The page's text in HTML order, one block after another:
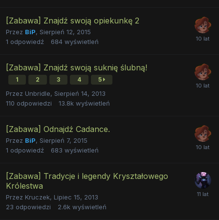
[Zabawa] Znajdź swoją opiekunkę 2
Przez BiP, Sierpień 12, 2015
1 odpowiedź 684 wyświetleń
[Zabawa] Znajdź swoją suknię ślubną!
1 2 3 4 5
Przez Unbridle, Sierpień 14, 2013
110 odpowiedzi 13.8k wyświetleń
[Zabawa] Odnajdź Cadance.
Przez BiP, Sierpień 7, 2015
1 odpowiedź 683 wyświetleń
[Zabawa] Tradycje i legendy Kryształowego
Królestwa
Przez Kruczek, Lipiec 15, 2013
23 odpowiedzi 2.6k wyświetleń